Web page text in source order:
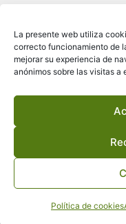
La presente web utiliza
correcto funcionamiento de
mejorar su experiencia de
anónimos sobre las visitas a
Política de cookies